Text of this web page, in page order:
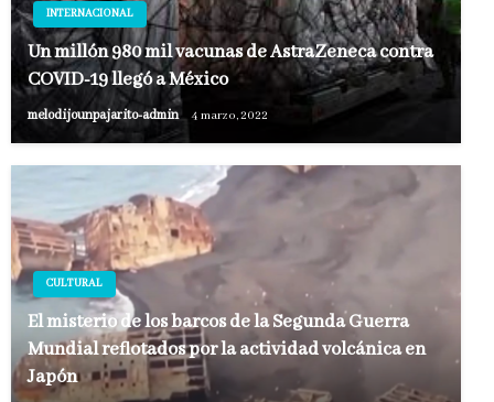
INTERNACIONAL
Un millón 980 mil vacunas de AstraZeneca contra
COVID-19 llegó a México
melodijounpajarito-admin 4 marzo, 2022
CULTURAL
El misterio de los barcos de la Segunda Guerra
Mundial reflotados por la actividad volcánica en
Japón